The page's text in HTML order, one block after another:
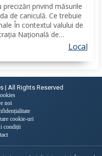
precizări privind măsurile
de caniculă. Ce trebuie
În contextul valului de
Națională de
Veterinară și pentruLocal
| All Rights Reserved
noi
cookie-uri
condiții